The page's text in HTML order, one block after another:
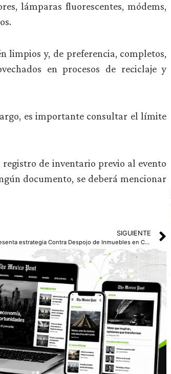
lámparas fluorescentes, módems,
limpios y, de preferencia, completos,
en procesos de reciclaje y
es importante consultar el límite
de inventario previo al evento
documento, se deberá mencionar
SIGUIENTE
Clara Brugada presenta estrategia Contra Despojo de Inmuebles en CDMX